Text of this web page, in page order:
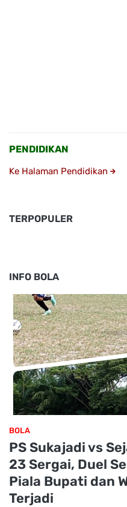
PENDIDIKAN
Ke Halaman Pendidikan
TERPOPULER
INFO BOLA
BOLA
PS Sukajadi vs
23 Sergai, Duel
Piala Bupati dan
Terjadi